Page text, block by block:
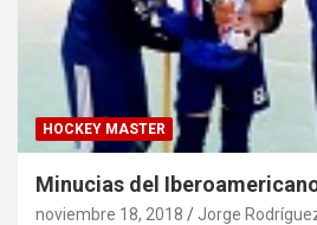
HOCKEY MASTER
Minucias del
noviembre 18, 2018 Jorge